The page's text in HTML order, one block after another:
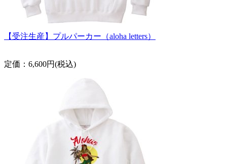
【受注生産】プルパーカー（aloha letters）
定価：6,600円(税込)